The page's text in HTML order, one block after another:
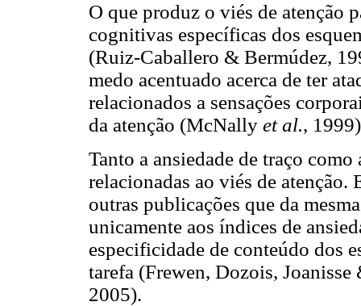
O que produz o viés de atenção
cognitivas específicas dos
(Ruiz-Caballero & Bermúdez,
medo acentuado acerca de ter
relacionados a sensações
da atenção (McNally et al.,
Tanto a ansiedade de traço
relacionadas ao viés de atenção.
outras publicações que da
unicamente aos índices de
especificidade de conteúdo dos
tarefa (Frewen, Dozois,
2005).